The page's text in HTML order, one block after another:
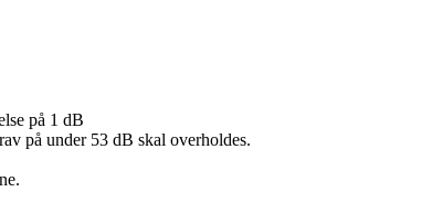
på 1 dB
på under 53 dB skal overholdes.